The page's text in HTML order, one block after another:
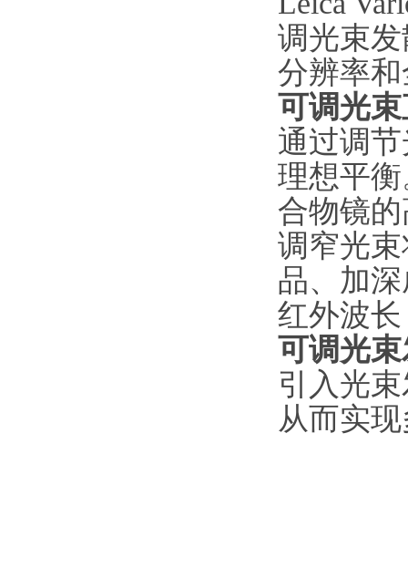
调光束
分辨率
可调光
通过调
理想平
合物镜
调窄光
品、加
红外波
可调光
引入光
从而实